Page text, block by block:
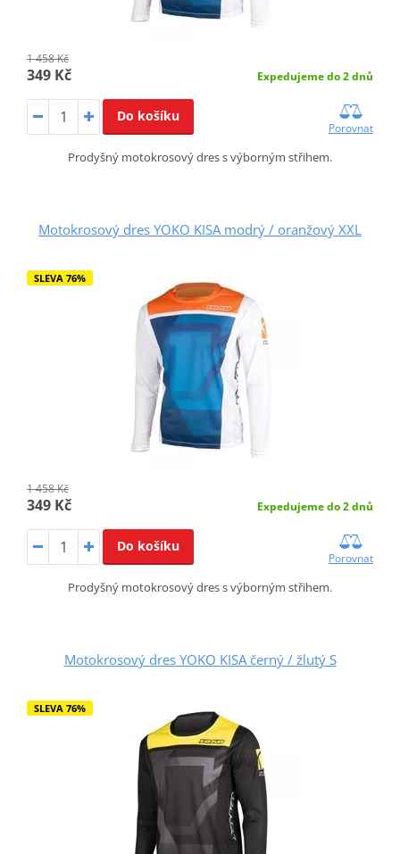
1 458 Kč
349 Kč Expedujeme do 2 dnů
Do košíku
Porovnat
Prodyšný motokrosový dres s výborným střihem.
Motokrosový dres YOKO KISA modrý / oranžový XXL
SLEVA 76%
1 458 Kč
349 Kč Expedujeme do 2 dnů
Do košíku
Porovnat
Prodyšný motokrosový dres s výborným střihem.
Motokrosový dres YOKO KISA černý / žlutý S
SLEVA 76%